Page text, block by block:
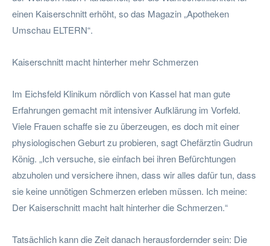
einen Kaiserschnitt erhöht, so das Magazin „Apotheken
Umschau ELTERN“.
Kaiserschnitt macht hinterher mehr Schmerzen
Im Eichsfeld Klinikum nördlich von Kassel hat man gute
Erfahrungen gemacht mit intensiver Aufklärung im Vorfeld.
Viele Frauen schaffe sie zu überzeugen, es doch mit einer
physiologischen Geburt zu probieren, sagt Chefärztin Gudrun
König. „Ich versuche, sie einfach bei ihren Befürchtungen
abzuholen und versichere ihnen, dass wir alles dafür tun, dass
sie keine unnötigen Schmerzen erleben müssen. Ich meine:
Der Kaiserschnitt macht halt hinterher die Schmerzen.“
Tatsächlich kann die Zeit danach herausfordernder sein: Die